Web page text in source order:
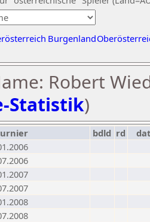
Burgenland
Robert
Statistik)
bdld rd